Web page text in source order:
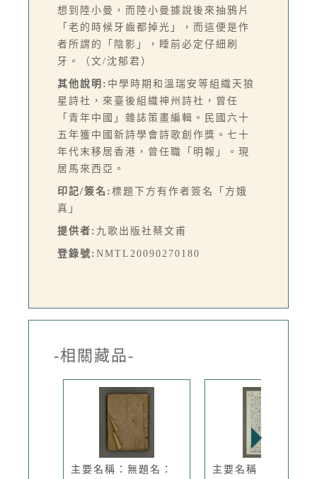
想到陸小曼，而陸小曼據說後來抽鴉片
「老的時候牙齒都掉光」，而這便是作
者所謂的「陰影」，睡前必定仔細刷
牙。（文/沈郁君）
其他說明: 中學時期和溫瑞安等組織天狼
星詩社，來臺後組織神州詩社，曾任
「青年中國」雜誌策畫編輯。民國六十
五年獲中國新詩學會詩歌創作獎。七十
年代末移居香港，曾任職「明報」。現
居馬來西亞。
印記/簽名: 標題下方有作者簽名「方娥
真」
提供者: 九歌出版社蔡文甫
登錄號: NMTL20090270180
-相關藏品-
主要名稱：無題名： 主要名稱：雌雄同體